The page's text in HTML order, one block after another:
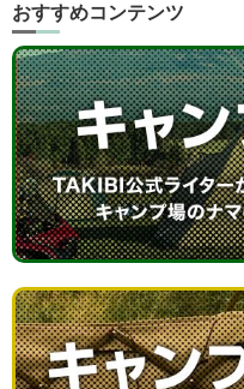
おすすめコンテンツ